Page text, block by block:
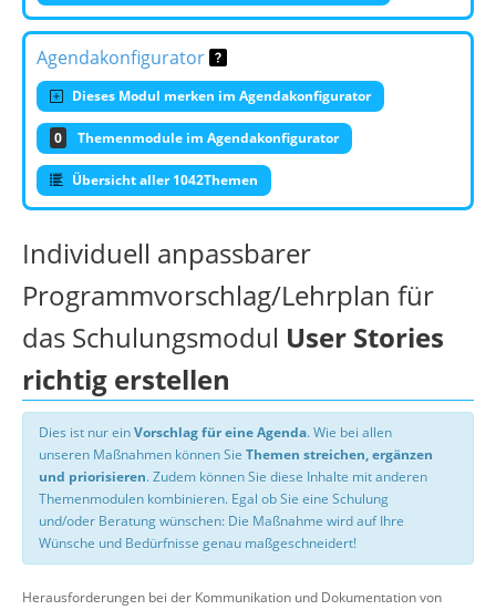
Agendakonfigurator
Dieses Modul merken im Agendakonfigurator
0 Themenmodule im Agendakonfigurator
Übersicht aller 1042Themen
Individuell anpassbarer
Programmvorschlag/Lehrplan für
das Schulungsmodul User Stories
richtig erstellen
Dies ist nur einVorschlag für eine Agenda. Wie bei allen
unseren Maßnahmen können Sie Themen streichen, ergänzen
und priorisieren. Zudem können Sie diese Inhalte mit anderen
Themenmodulen kombinieren. Egal ob Sie eine Schulung
und/oder Beratung wünschen: Die Maßnahme wird auf Ihre
Wünsche und Bedürfnisse genau maßgeschneidert!
Herausforderungen bei der Kommunikation und Dokumentation von